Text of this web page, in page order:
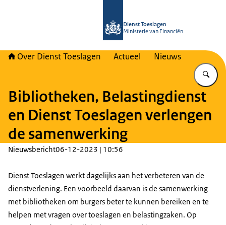
Dienst Toeslagen
Ministerie van Financiën
Over Dienst Toeslagen Actueel Nieuws
Bibliotheken, Belastingdienst
en Dienst Toeslagen verlengen
de samenwerking
Nieuwsbericht06-12-2023 | 10:56
Dienst Toeslagen werkt dagelijks aan het verbeteren van de
dienstverlening. Een voorbeeld daarvan is de samenwerking
met bibliotheken om burgers beter te kunnen bereiken en te
helpen met vragen over toeslagen en belastingzaken. Op